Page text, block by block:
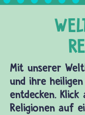
Mit unserer
und ihre
entdecken.
Religionen auf